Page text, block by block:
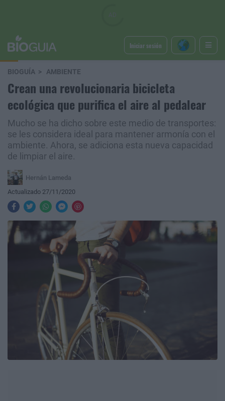
Iniciar sesión
BIOGUÍA AMBIENTE
Crean una revolucionaria bicicleta
ecológica que purifica el aire al pedalear
Mucho se ha dicho sobre este medio de transportes:
se les considera ideal para mantener armonía con el
ambiente. Ahora, se adiciona esta nueva capacidad
de limpiar el aire.
Hernán Lameda
Actualizado 27/11/2020